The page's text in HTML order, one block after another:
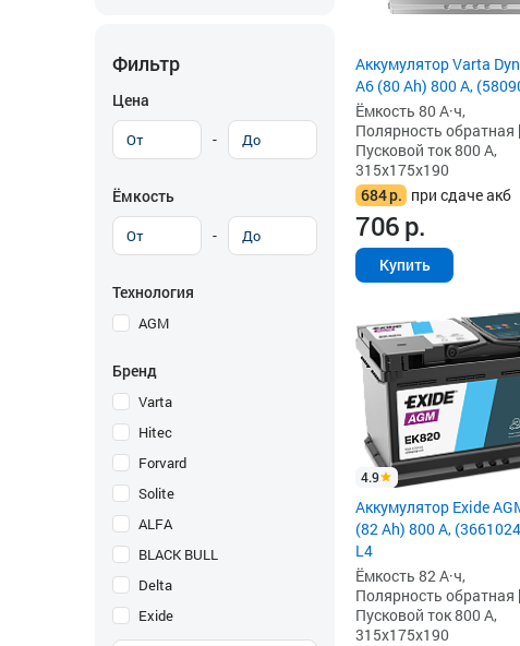
Фильтр
Цена
-
Ёмкость
-
Технология
AGM
Бренд
Varta
Hitec
Forvard
Solite
ALFA
BLACK BULL
Delta
Exide
Аккумулятор Varta
A6 (80 Ah) 800 А,
Ёмкость 80 А·ч,
Полярность обратная
Пусковой ток 800 А,
315x175x190
684р. при сдаче акб
706р.
Купить
4.9
Аккумулятор Exide
(82 Ah) 800 А,
L4
Ёмкость 82 А·ч,
Полярность обратная
Пусковой ток 800 А,
315x175x190